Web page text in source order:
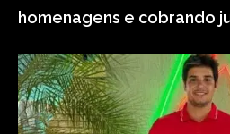
homenagens e cobrando